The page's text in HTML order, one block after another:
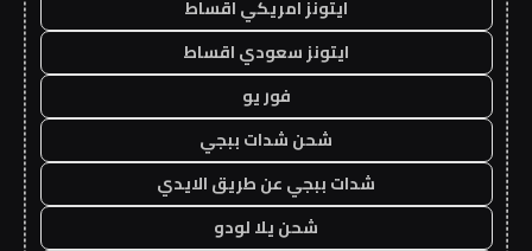
ايتونز امريكي اقساط
ايتونز سعودي اقساط
فور يو
شحن شدات ببجي
شدات ببجي عن طريق الايدي
شحن يلا لودو